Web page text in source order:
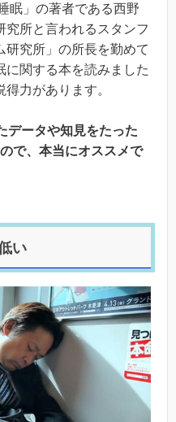
眠」の著者である西野
究所と言われるスタンフ
研究所」の所長を勤めて
に関する本を読みました
力があります。
データや知見をたった
で、本当にオススメで
い